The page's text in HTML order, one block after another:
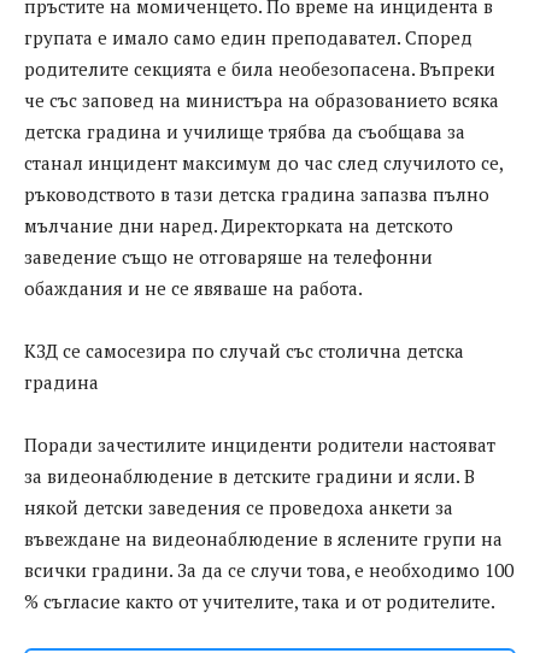
пръстите на момиченцето. По време на инцидента в
групата е имало само един преподавател. Според
родителите секцията е била необезопасена. Въпреки
че със заповед на министъра на образованието всяка
детска градина и училище трябва да съобщава за
станал инцидент максимум до час след случилото се,
ръководството в тази детска градина запазва пълно
мълчание дни наред. Директорката на детското
заведение също не отговаряше на телефонни
обаждания и не се явяваше на работа.
КЗД се самосезира по случай със столична детска
градина
Поради зачестилите инциденти родители настояват
за видеонаблюдение в детските градини и ясли. В
някой детски заведения се проведоха анкети за
въвеждане на видеонаблюдение в яслените групи на
всички градини. За да се случи това, е необходимо 100
% съгласие както от учителите, така и от родителите.